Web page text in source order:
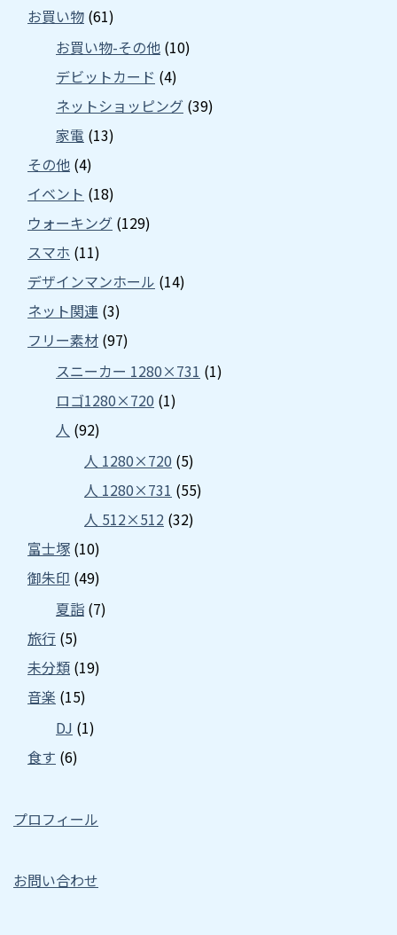
お買い物 (61)
お買い物-その他 (10)
デビットカード (4)
ネットショッピング (39)
家電 (13)
その他 (4)
イベント (18)
ウォーキング (129)
スマホ (11)
デザインマンホール (14)
ネット関連 (3)
フリー素材 (97)
スニーカー 1280×731 (1)
ロゴ1280×720 (1)
人 (92)
人 1280×720 (5)
人 1280×731 (55)
人 512×512 (32)
富士塚 (10)
御朱印 (49)
夏詣 (7)
旅行 (5)
未分類 (19)
音楽 (15)
DJ (1)
食す (6)
プロフィール
お問い合わせ